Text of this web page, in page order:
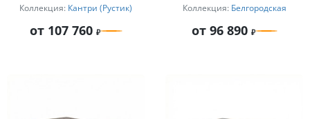
левый
Коллекция: Кантри (Рустик)
от 107 760
(правый/левый) с
Коллекция: Белгородская
от 96 890